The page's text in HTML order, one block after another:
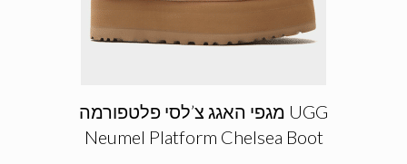
מגפי האגג צ’לסי פלטפורמה UGG
Neumel Platform Chelsea Boot